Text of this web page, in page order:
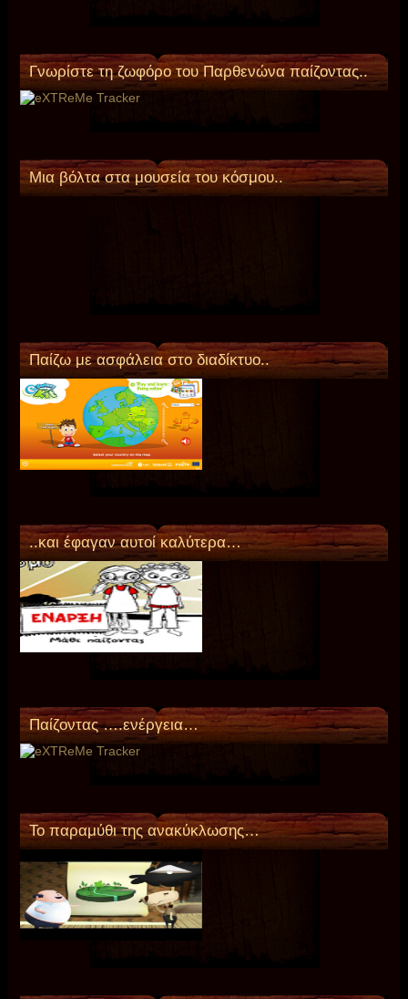
Γνωρίστε τη ζωφόρο του Παρθενώνα παίζοντας..
Μια βόλτα στα μουσεία του κόσμου..
Παίζω με ασφάλεια στο διαδίκτυο..
..και έφαγαν αυτοί καλύτερα…
Παίζοντας ….ενέργεια…
Το παραμύθι της ανακύκλωσης…